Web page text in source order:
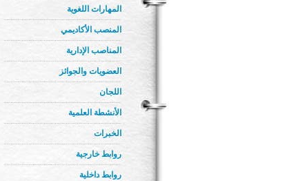
المهارات اللغوية
المنصب الأكاديمي
المناصب الإدارية
العضويات والجوائز
اللجان
الأنشطة العلمية
الخبرات
روابط خارجية
روابط داخلية